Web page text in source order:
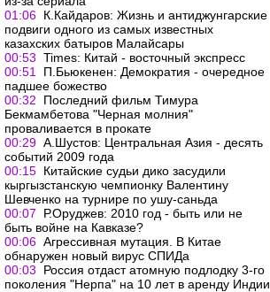
01:06 К.Кайдаров: Жизнь и антиджунгарские
подвиги одного из самых известных
казахских батыров Малайсары
00:53 Times: Китай - восточный экспресс
00:51
П.Бьюкенен: Демократия - очередное
падшее божество
00:32
Последний фильм Тимура
Бекмамбетова "Черная молния"
проваливается в прокате
00:29 А.Шустов: Центральная Азия - десять
событий 2009 года
00:15 Китайские судьи дико засудили
кыргызстанскую чемпионку Валентину
Шевченко на турнире по ушу-саньда
00:07
Р.Оруджев: 2010 год - быть или не
быть войне на Кавказе?
00:06 Агрессивная мутация. В Китае
обнаружен новый вирус СПИДа
00:03
Россия отдаст атомную подлодку 3-го
поколения "Нерпа" на 10 лет в аренду Индии